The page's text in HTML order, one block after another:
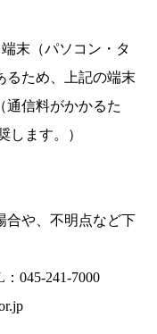
末（パソコン・タ
るため、上記の端末
通信料がかかるた
します。）
合や、不明点など下
045-241-7000